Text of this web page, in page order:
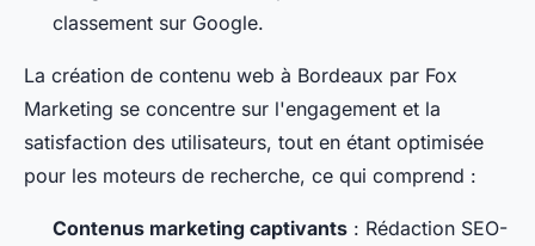
classement sur Google.
La création de contenu web à Bordeaux par Fox
Marketing se concentre sur l'engagement et la
satisfaction des utilisateurs, tout en étant optimisée
pour les moteurs de recherche, ce qui comprend :
Contenus marketing captivants : Rédaction SEO-